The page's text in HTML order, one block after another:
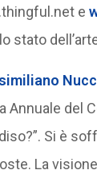
e
stato
Annuale del
Si è
La